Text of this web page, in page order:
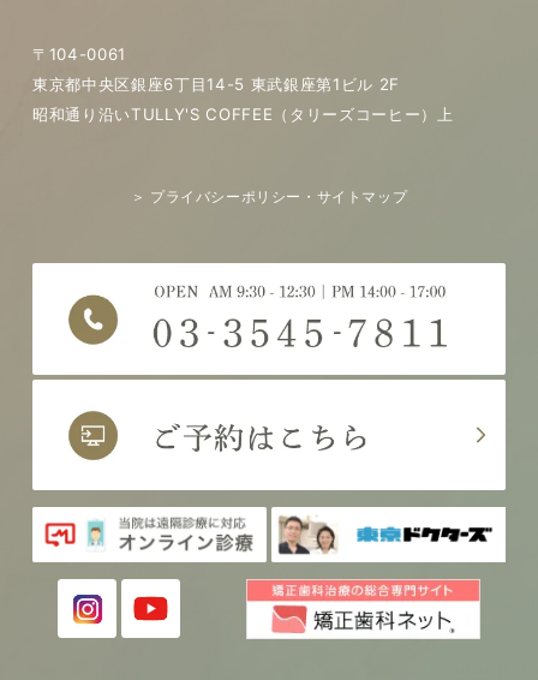
〒104-0061
東京都中央区銀座6丁目14-5 東武銀座第1ビル 2F
昭和通り沿いTULLY'S COFFEE（タリーズコーヒー）上
＞ プライバシーポリシー・サイトマップ